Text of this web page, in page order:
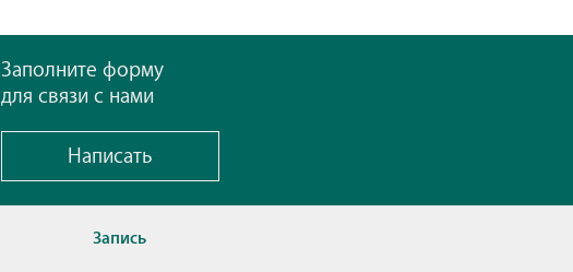
Заполните форму
для связи с нами
Написать
Запись